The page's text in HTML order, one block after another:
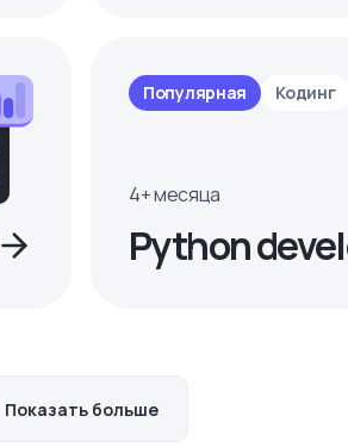
Популярная Кодинг
4+ месяца
Python
Показать больше